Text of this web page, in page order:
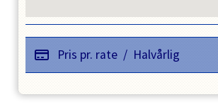
Pris pr. rate / Halvårlig